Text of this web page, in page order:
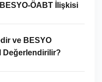
ÖABT İlişkisi
ve BESYO
Değerlendirilir?